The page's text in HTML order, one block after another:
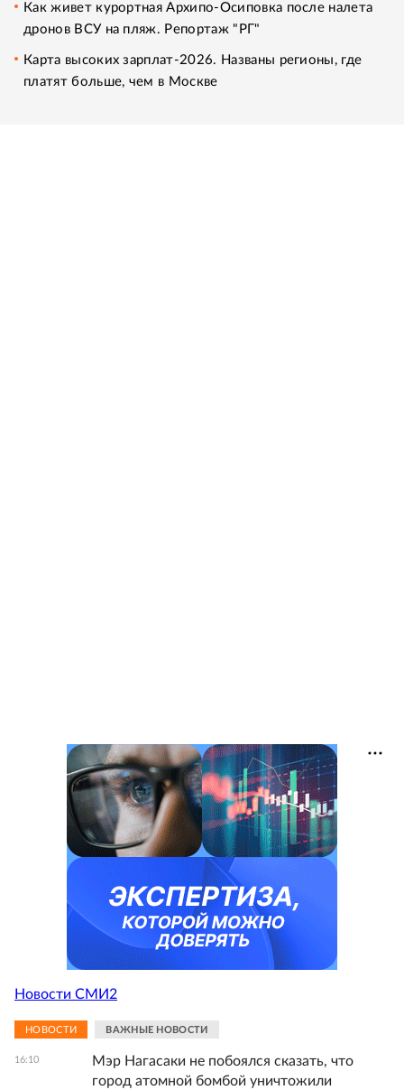
Как живет курортная Архипо-Осиповка после налета
дронов ВСУ на пляж. Репортаж "РГ"
Карта высоких зарплат-2026. Названы регионы, где
платят больше, чем в Москве
Новости СМИ2
НОВОСТИ ВАЖНЫЕ НОВОСТИ
16:10
Мэр Нагасаки не побоялся сказать, что
город атомной бомбой уничтожили